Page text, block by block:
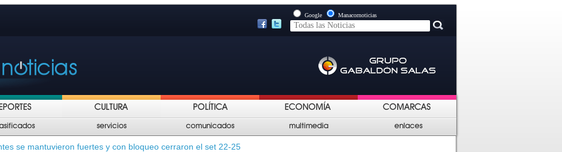
Google Manacornoticias
se mantuvieron fuertes y con bloqueo cerraron el set 22-25